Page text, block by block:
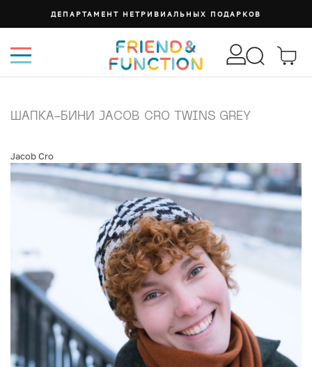
ДЕПАРТАМЕНТ НЕТРИВИАЛЬНЫХ ПОДАРКОВ
ШАПКА-БИНИ JACOB CRO TWINS GREY
Jacob Cro